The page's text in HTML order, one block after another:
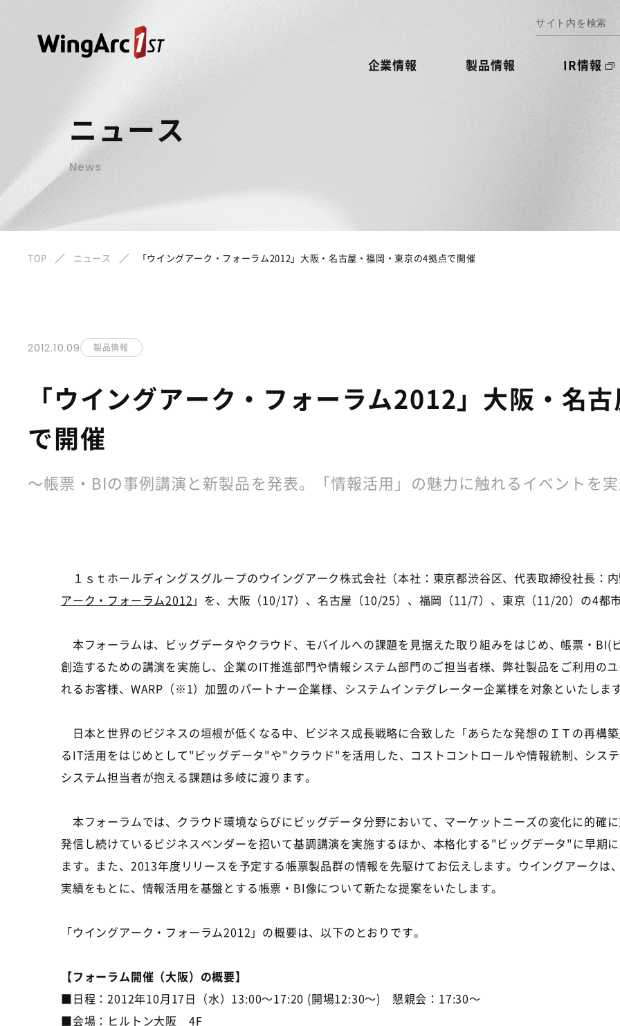
企業情報 製品情報 IR情報
ニュース
News
TOP ニュース 「ウイングアーク・フォーラム2012」大阪・名古屋・福岡・東京の4拠点で開催
2012.10.09 製品情報
「ウイングアーク・フォーラム2012」大阪・名
で開催
～帳票・BIの事例講演と新製品を発表。「情報活用」の魅力に触れるイベントを
１ｓｔホールディングスグループのウイングアーク株式会社（本社：東京都渋谷区、代表取締役社長：
アーク・フォーラム2012 」を、大阪（10/17）、名古屋（10/25）、福岡（11/7）、東京（11/20）の4都
本フォーラムは、ビッグデータやクラウド、モバイルへの課題を見据えた取り組みをはじめ、帳票・BI(
創造するための講演を実施し、企業のIT推進部門や情報システム部門のご担当者様、弊社製品をご利用の
れるお客様、WARP（※1）加盟のパートナー企業様、システムインテグレーター企業様を対象といたします
日本と世界のビジネスの垣根が低くなる中、ビジネス成長戦略に合致した「あらたな発想のＩＴの再構
るIT活用をはじめとして"ビッグデータ"や"クラウド"を活用した、コストコントロールや情報統制、シス
システム担当者が抱える課題は多岐に渡ります。
本フォーラムでは、クラウド環境ならびにビッグデータ分野において、マーケットニーズの変化に的確
発信し続けているビジネスベンダーを招いて基調講演を実施するほか、本格化する"ビッグデータ"に早期
ます。また、2013年度リリースを予定する帳票製品群の情報を先駆けてお伝えします。ウイングアークは
実績をもとに、情報活用を基盤とする帳票・BI像について新たな提案をいたします。
「ウイングアーク・フォーラム2012」の概要は、以下のとおりです。
【フォーラム開催（大阪）の概要】
■日程：2012年10月17日（水）13:00～17:20 (開場12:30～) 懇親会：17:30～
■会場：ヒルトン大阪 4F